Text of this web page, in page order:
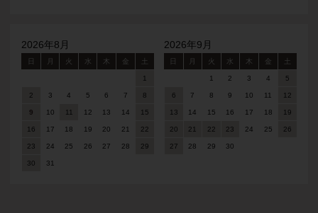
2026年8月
火 水 木 金 土
1
2 3 4 5 6 7 8
9 10 11 12 13 14 15
16 17 18 19 20 21 22
23 24 25 26 27 28 29
30 31
2026年9月
火 水 木 金 土
1 2 3 4 5
6 7 8 9 10 11 12
13 14 15 16 17 18 19
20 21 22 23 24 25 26
27 28 29 30